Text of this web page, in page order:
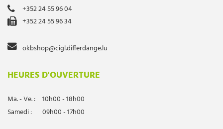
+352 24 55 96 04
+352 24 55 96 34
okbshop@cigl.differdange.lu
HEURES D'OUVERTURE
Ma. - Ve. :
10h00 - 18h00
Samedi :
09h00 - 17h00